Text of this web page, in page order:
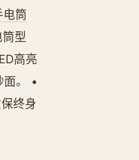
电筒
型
高亮
面。 •
终身